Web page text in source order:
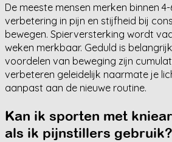
De meeste mensen merken binnen
verbetering in pijn en stijfheid bij
bewegen. Spierversterking wordt
weken merkbaar. Geduld is
voordelen van beweging zijn
verbeteren geleidelijk naarmate je
aanpast aan de nieuwe routine.
Kan ik sporten met
als ik pijnstillers gebruik?